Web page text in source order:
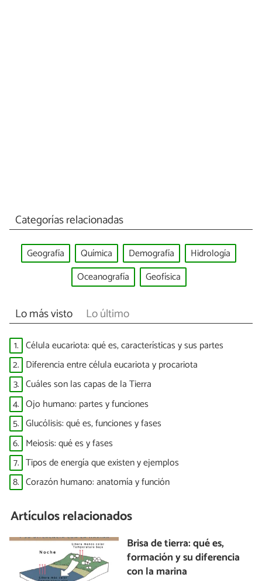
Categorías relacionadas
Geografía Química Demografía
Hidrología
Oceanografía
Geofísica
Lo más visto Lo último
1. Célula eucariota: qué es, características y sus partes
2. Diferencia entre célula eucariota y procariota
3. Cuáles son las capas de la Tierra
4. Ojo humano: partes y funciones
5. Glucólisis: qué es, funciones y fases
6. Meiosis: qué es y fases
7. Tipos de energía que existen y ejemplos
8. Corazón humano: anatomía y función
Artículos relacionados
Brisa de tierra: qué es,
formación y su diferencia
con la marina